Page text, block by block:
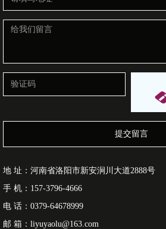
提交留言
地 址：河南省洛阳市新安涧川大道2888号
手 机：157-3796-4666
电 话：0379-64678999
邮 箱：liyuyaolu@163.com